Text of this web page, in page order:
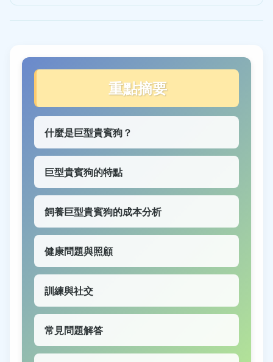
重點摘要
什麼是巨型貴賓狗？
巨型貴賓狗的特點
飼養巨型貴賓狗的成本分析
健康問題與照顧
訓練與社交
常見問題解答